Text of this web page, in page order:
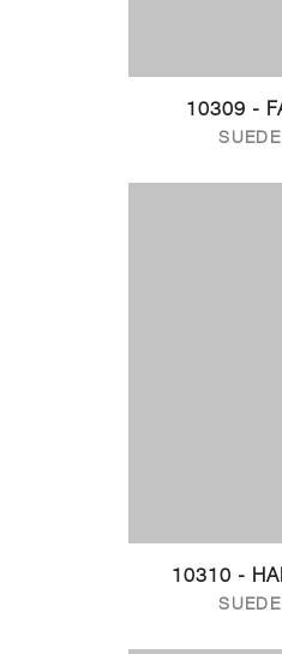
10309 -
10310 -